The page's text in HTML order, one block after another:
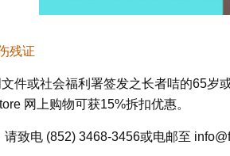
残证
件或社会福利署签发之长者咭的65岁
网上购物可获15%拆扣优惠。
请致电 (852) 3468-3456或电邮至